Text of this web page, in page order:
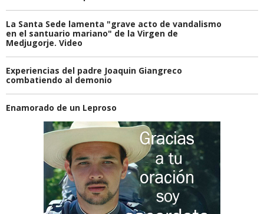
La Santa Sede lamenta "grave acto de vandalismo
en el santuario mariano" de la Virgen de
Medjugorje. Video
Experiencias del padre Joaquin Giangreco
combatiendo al demonio
Enamorado de un Leproso